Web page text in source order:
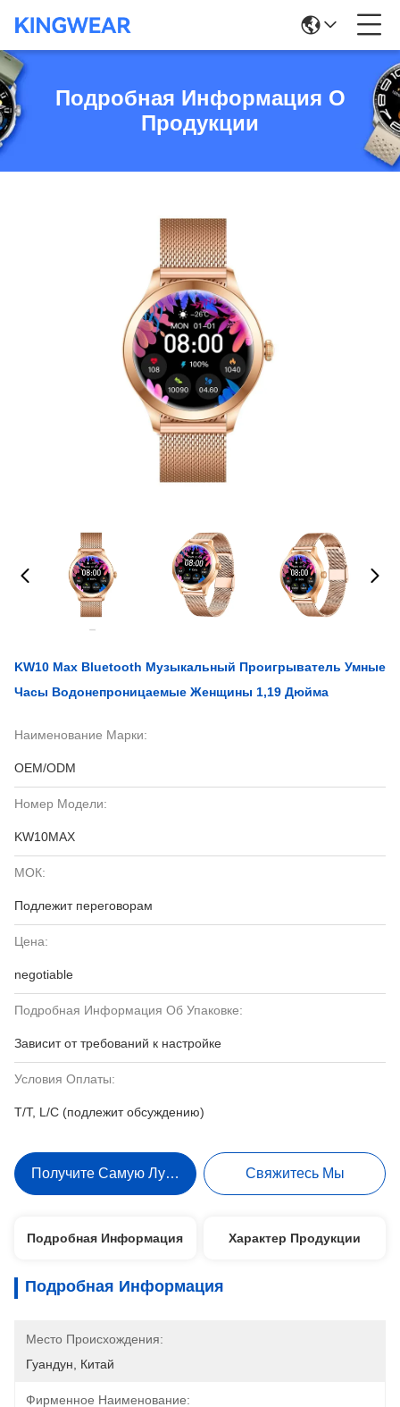
Подробная Информация О
Продукции
KW10 Max Bluetooth Музыкальный Проигрыватель Умные
Часы Водонепроницаемые Женщины 1,19 Дюйма
Наименование Марки:
OEM/ODM
Номер Модели:
KW10MAX
МОК:
Подлежит переговорам
Цена:
negotiable
Подробная Информация Об Упаковке:
Зависит от требований к настройке
Условия Оплаты:
T/T, L/C (подлежит обсуждению)
Получите Самую Лучшую Цену Свяжитесь Мы
Подробная Информация Характер Продукции
Подробная Информация
Место Происхождения:
Гуандун, Китай
Фирменное Наименование: